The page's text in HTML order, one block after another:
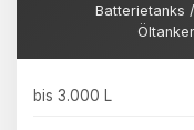
Batterietanks
bis 3.000 L